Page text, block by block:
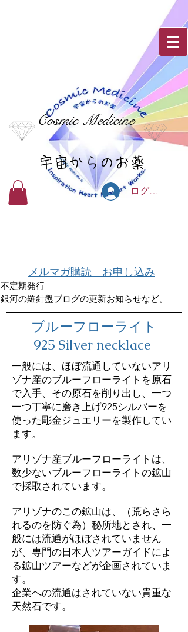
Cosmic Medicine
宇宙からのお薬
ログイン
メルマガ購読 お申し込み
不定期発行
銀河の羅針盤ブログの更新お知らせなど。
ブルーフローライト
925 Silver necklace
一般には、ほぼ流通していないアリ
ゾナ産のブルーフローライトを原石
で入手、その原石を削り出し、一つ
一つ丁寧に磨き上げ925シルバーを
使った彫金ジュエリーを製作してい
ます。
アリゾナ産ブルーフローライトは、
数少ないブルーフローライトの鉱山
で採取されています。
アリゾナのこの鉱山は、（荒らさら
れるのを防ぐ為）秘所地とされ、一
般には流通がほぼされていません
が、専門の日本人ツアーガイドによ
る鉱山ツアーなどが企画されていま
す。
企業への流通はされていない貴重な
天然石です。